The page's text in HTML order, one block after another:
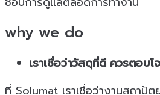
why we do
เราเชื่อว่าวัสดุที่ดี ควรตอบโ
ที่ Solumat เราเชื่อว่างานสถาปั